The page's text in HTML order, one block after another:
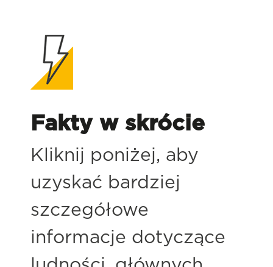
Fakty w skrócie
Kliknij poniżej, aby
uzyskać bardziej
szczegółowe
informacje dotyczące